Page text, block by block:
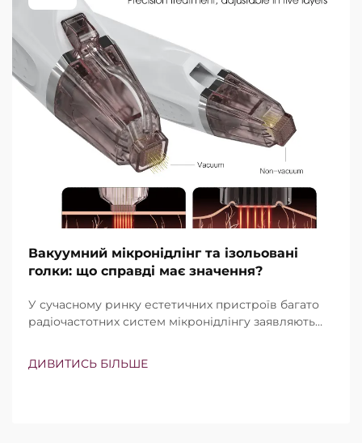
Вакуумний мікронідлінг та ізольовані
голки: що справді має значення?
У сучасному ринку естетичних пристроїв багато
радіочастотних систем мікронідлінгу заявляють
в тому, чи існують ці функції, а в тому, наскільки
ДИВИТИСЬ БІЛЬШЕ